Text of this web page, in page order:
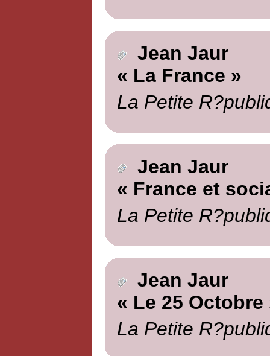
Jean Jaur
« La France »
La Petite
Jean Jaur
« France et
La Petite
Jean Jaur
« Le 25 Octobre
La Petite